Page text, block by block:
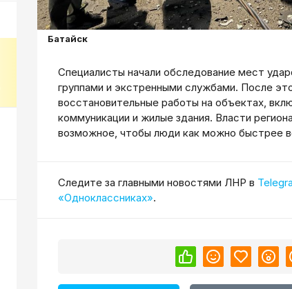
Батайск
Специалисты начали обследование мест
группами и экстренными службами. После
восстановительные работы на объектах,
коммуникации и жилые здания. Власти
возможное, чтобы люди как можно быстрее
Cледите за главными новостями ЛНР в
«Одноклассниках».